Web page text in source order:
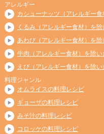
アレルギー
カシューナッツ（アレルギー
くるみ（アレルギー食材）を
あわび（アレルギー食材）を
牛肉（アレルギー食材）を除
えび（アレルギー食材）を除
料理ジャンル
オムライスの料理レシピ
ギョーザの料理レシピ
みそ汁の料理レシピ
コロッケの料理レシピ